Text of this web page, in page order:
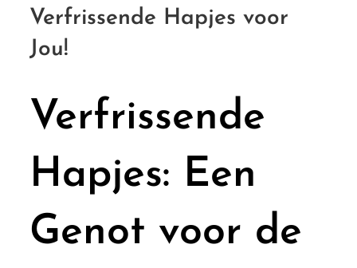
Verfrissende Hapjes voor
Jou!
Verfrissende
Hapjes: Een
Genot voor de